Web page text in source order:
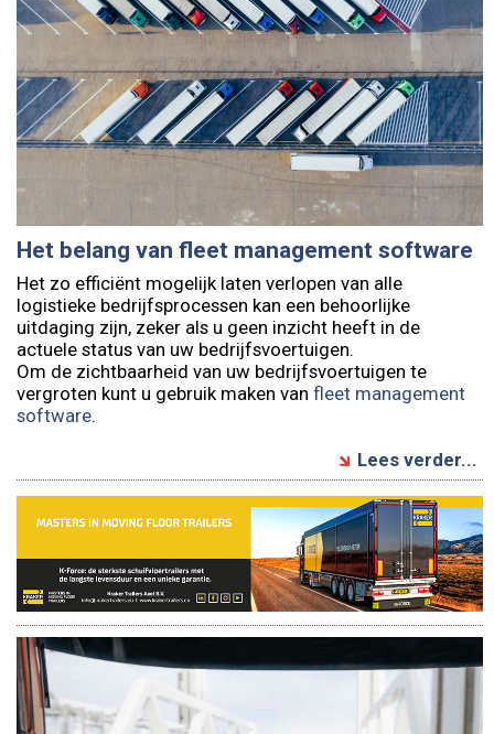
Het belang van fleet management software
Het zo efficiënt mogelijk laten verlopen van alle
logistieke bedrijfsprocessen kan een behoorlijke
uitdaging zijn, zeker als u geen inzicht heeft in de
actuele status van uw bedrijfsvoertuigen.
Om de zichtbaarheid van uw bedrijfsvoertuigen te
vergroten kunt u gebruik maken van fleet management
software.
Lees verder...